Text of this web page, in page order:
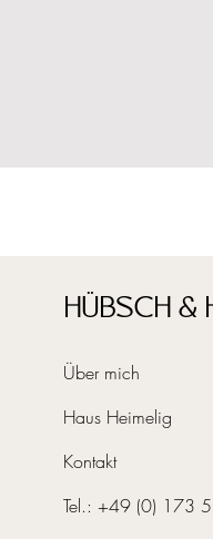
HÜBSCH &
Über mich
Haus Heimelig
Kontakt
Tel.: +49 (0) 173